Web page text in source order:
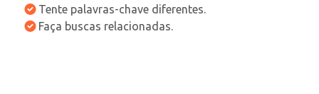
Tente palavras-chave diferentes.
Faça buscas relacionadas.